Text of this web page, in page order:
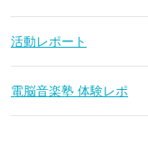
活動レポート
電脳音楽塾 体験レポ